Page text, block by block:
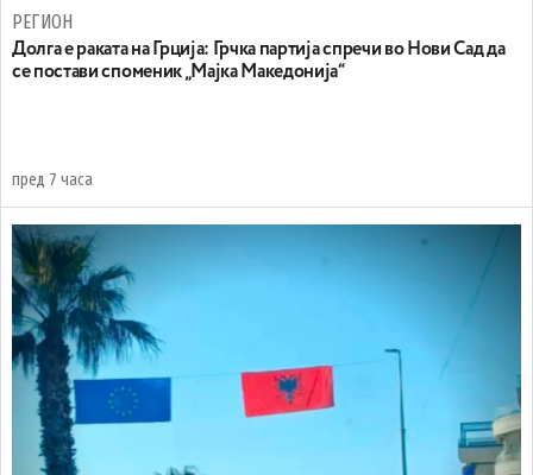
РЕГИОН
Долга е раката на Грција: Грчка партија спречи во Нови Сад да
се постави споменик „Мајка Македонија“
пред 7 часа